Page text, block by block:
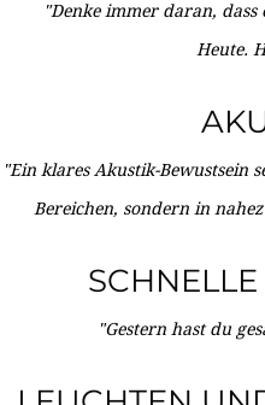
"Denke immer daran,
Heute.
"Ein klares Akustik-Bewustsein
Bereichen, sondern in
"Gestern hast du